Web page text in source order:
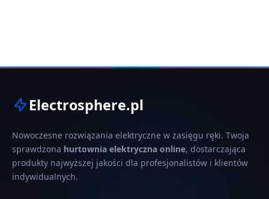
Electrosphere.pl
Nowoczesne rozwiązania elektryczne w zasięgu ręki. Twoja
sprawdzona hurtownia elektryczna online, dostarczająca
produkty najwyższej jakości dla profesjonalistów i klientów
indywidualnych.